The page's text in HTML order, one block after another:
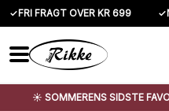
✓FRI FRAGT OVER KR 699 ✓
☀️ SOMMERENS SIDSTE